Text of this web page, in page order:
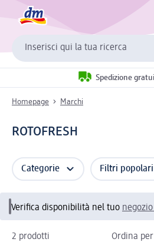
Inserisci qui la tua ricerca
Spedizione
Homepage Marchi
ROTOFRESH
Categorie Filtri popolari
Verifica disponibilità nel tuo
2 prodotti Ordina